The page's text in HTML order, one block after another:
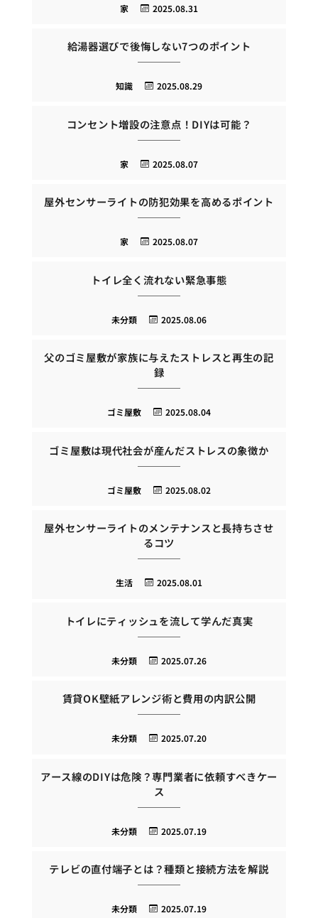
2025.08.31
家
給湯器選びで後悔しない7つのポイント
2025.08.29
知識
コンセント増設の注意点！DIYは可能？
2025.08.07
家
屋外センサーライトの防犯効果を高めるポイント
2025.08.07
家
トイレ全く流れない緊急事態
2025.08.06
未分類
父のゴミ屋敷が家族に与えたストレスと再生の記
録
2025.08.04
ゴミ屋敷
ゴミ屋敷は現代社会が産んだストレスの象徴か
2025.08.02
ゴミ屋敷
屋外センサーライトのメンテナンスと長持ちさせ
るコツ
2025.08.01
生活
トイレにティッシュを流して学んだ真実
2025.07.26
未分類
賃貸OK壁紙アレンジ術と費用の内訳公開
2025.07.20
未分類
アース線のDIYは危険？専門業者に依頼すべきケー
ス
2025.07.19
未分類
テレビの直付端子とは？種類と接続方法を解説
2025.07.19
未分類